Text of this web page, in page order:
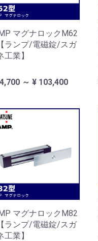
マグナロックM62
ランプ/電磁錠/スガ
工業】
～ ¥ 103,400
マグナロックM82
ランプ/電磁錠/スガ
工業】